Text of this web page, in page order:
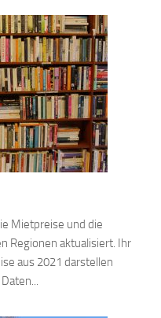
Mietpreise und die
Regionen aktualisiert. Ihr
aus 2021 darstellen